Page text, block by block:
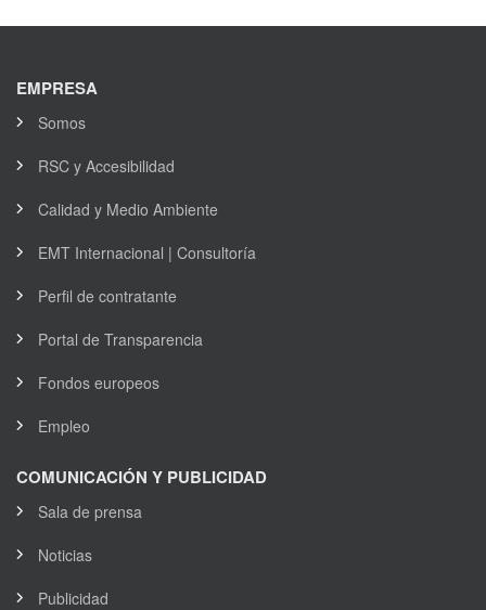
EMPRESA
Somos
RSC y Accesibilidad
Calidad y Medio Ambiente
EMT Internacional | Consultoría
Perfil de contratante
Portal de Transparencia
Fondos europeos
Empleo
COMUNICACIÓN Y PUBLICIDAD
Sala de prensa
Noticias
Publicidad